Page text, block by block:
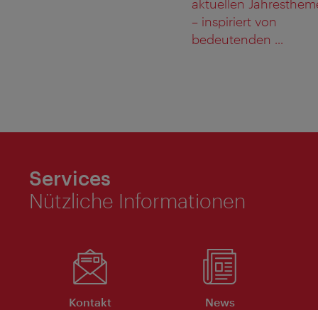
aktuellen
– inspiriert von
bedeutenden ...
Services
Nützliche Informationen
Kontakt News